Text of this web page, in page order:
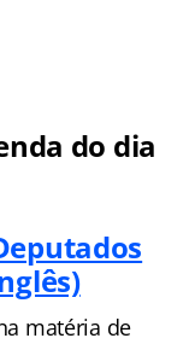
do dia
matéria de